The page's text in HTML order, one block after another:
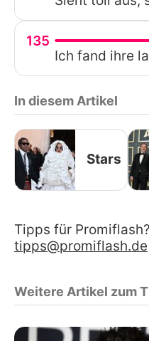
135
Ich fand ihre
In diesem Artikel
Stars
Tipps für
tipps@promiflash.de
Weitere Artikel zum